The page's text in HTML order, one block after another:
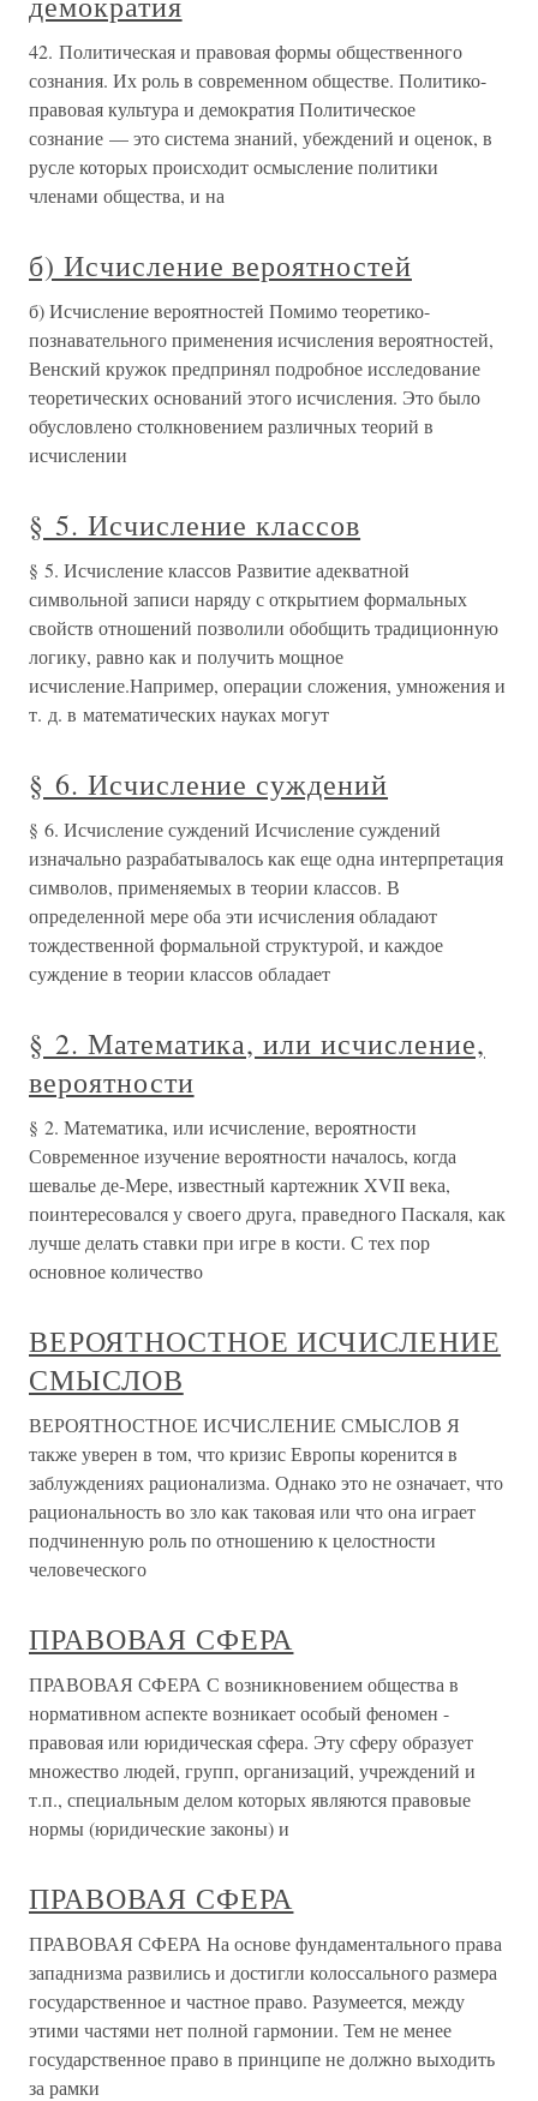
42. Политическая и правовая формы общественного
сознания. Их роль в современном обществе. Политико-
правовая культура и демократия Политическое
сознание — это система знаний, убеждений и оценок, в
русле которых происходит осмысление политики
членами общества, и на
б) Исчисление вероятностей
б) Исчисление вероятностей Помимо теоретико-
познавательного применения исчисления вероятностей,
Венский кружок предпринял подробное исследование
теоретических оснований этого исчисления. Это было
обусловлено столкновением различных теорий в
исчислении
§ 5. Исчисление классов
§ 5. Исчисление классов Развитие адекватной
символьной записи наряду с открытием формальных
свойств отношений позволили обобщить традиционную
логику, равно как и получить мощное
исчисление.Например, операции сложения, умножения и
т. д. в математических науках могут
§ 6. Исчисление суждений
§ 6. Исчисление суждений Исчисление суждений
изначально разрабатывалось как еще одна интерпретация
символов, применяемых в теории классов. В
определенной мере оба эти исчисления обладают
тождественной формальной структурой, и каждое
суждение в теории классов обладает
§ 2. Математика, или исчисление,
вероятности
§ 2. Математика, или исчисление, вероятности
Современное изучение вероятности началось, когда
шевалье де-Мере, известный картежник XVII века,
поинтересовался у своего друга, праведного Паскаля, как
лучше делать ставки при игре в кости. С тех пор
основное количество
ВЕРОЯТНОСТНОЕ ИСЧИСЛЕНИЕ
СМЫСЛОВ
ВЕРОЯТНОСТНОЕ ИСЧИСЛЕНИЕ СМЫСЛОВ Я
также уверен в том, что кризис Европы коренится в
заблуждениях рационализма. Однако это не означает, что
рациональность во зло как таковая или что она играет
подчиненную роль по отношению к целостности
человеческого
ПРАВОВАЯ СФЕРА
ПРАВОВАЯ СФЕРА С возникновением общества в
нормативном аспекте возникает особый феномен -
правовая или юридическая сфера. Эту сферу образует
множество людей, групп, организаций, учреждений и
т.п., специальным делом которых являются правовые
нормы (юридические законы) и
ПРАВОВАЯ СФЕРА
ПРАВОВАЯ СФЕРА На основе фундаментального права
западнизма развились и достигли колоссального размера
государственное и частное право. Разумеется, между
этими частями нет полной гармонии. Тем не менее
государственное право в принципе не должно выходить
за рамки